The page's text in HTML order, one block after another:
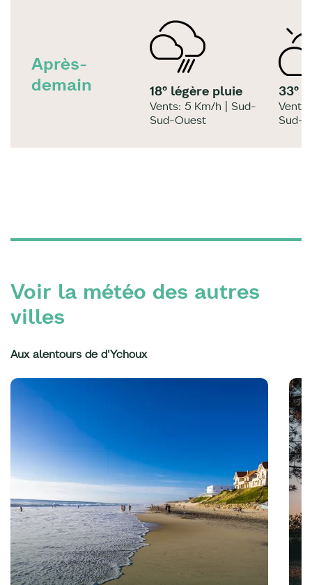
Après-
demain
18° légère pluie
Vents: 5 Km/h | Sud-
Sud-Ouest
33°
Sud-
Voir la météo des autres
villes
Aux alentours de d'Ychoux